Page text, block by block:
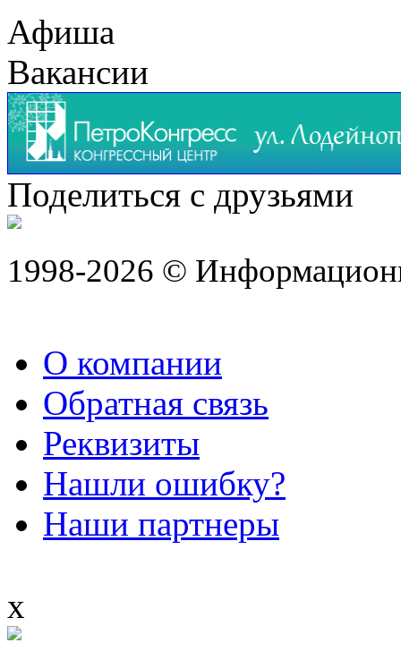
Афиша
Вакансии
Поделиться с друзьями
1998-2026 ©
О компании
Обратная связь
Реквизиты
Нашли ошибку?
Наши партнеры
x